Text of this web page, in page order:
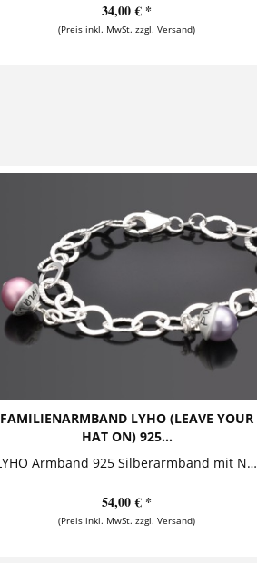
34,00 € *
(Preis inkl. MwSt. zzgl. Versand)
FAMILIENARMBAND LYHO (LEAVE YOUR
HAT ON) 925...
LYHO Armband 925 Silberarmband mit Namensperlen Ein außergewöhnliches Silberarmband - die Glieder sind abwechselnd glänzend poliert und mit einer...
54,00 € *
(Preis inkl. MwSt. zzgl. Versand)